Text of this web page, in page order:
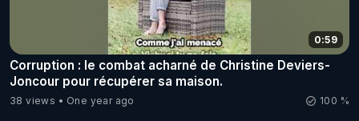
0:59
Corruption : le combat acharné de Christine Deviers-
Joncour pour récupérer sa maison.
38 views One year ago 100 %